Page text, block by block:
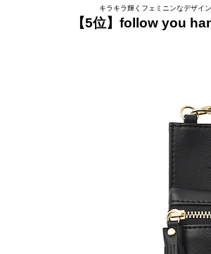
キラキラ輝くフェミニンなデザイ
【5位】follow you